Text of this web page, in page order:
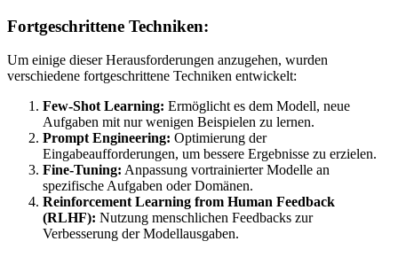
Fortgeschrittene Techniken:
Um einige dieser Herausforderungen anzugehen, wurden
verschiedene fortgeschrittene Techniken entwickelt:
Few-Shot Learning: Ermöglicht es dem Modell, neue
Aufgaben mit nur wenigen Beispielen zu lernen.
Prompt Engineering: Optimierung der
Eingabeaufforderungen, um bessere Ergebnisse zu erzielen.
Fine-Tuning: Anpassung vortrainierter Modelle an
spezifische Aufgaben oder Domänen.
Reinforcement Learning from Human Feedback
(RLHF): Nutzung menschlichen Feedbacks zur
Verbesserung der Modellausgaben.